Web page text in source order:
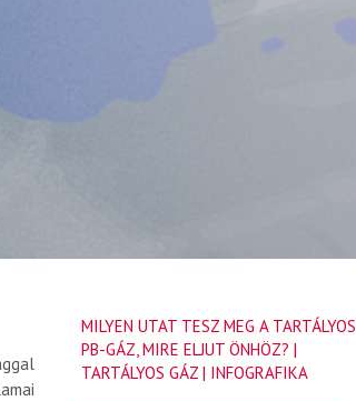
MILYEN UTAT TESZ MEG A TARTÁLYOS
PB-GÁZ, MIRE ELJUT ÖNHÖZ? |
TARTÁLYOS GÁZ | INFOGRAFIKA